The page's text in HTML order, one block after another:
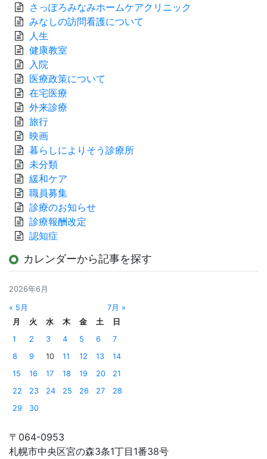
さっぽろみなみホームケアクリニック
みなしの訪問看護について
人生
健康教室
入院
医療政策について
在宅医療
外来診療
旅行
映画
暮らしによりそう診療所
未分類
緩和ケア
職員募集
診療のお知らせ
診療報酬改定
認知症
カレンダーから記事を探す
2026年6月
« 5月
7月 »
月
火 水 木 金 土
日
1
2 3 4 5 6
7
8
9 10 11 12 13
14
15
16 17 18 19 20
21
22
23 24 25 26 27
28
29
30
〒064-0953
札幌市中央区宮の森3条1丁目1番38号